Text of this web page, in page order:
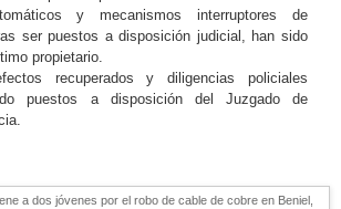
y mecanismos interruptores de
ser puestos a disposición judicial, han sido
propietario.
recuperados y diligencias policiales
puestos a disposición del Juzgado de